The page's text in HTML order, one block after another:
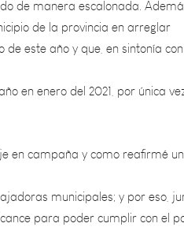
este año y que, en sintonía con
enero del 2021, por única vez,
y como reafirmé una
municipales; y por eso,
para poder cumplir con el